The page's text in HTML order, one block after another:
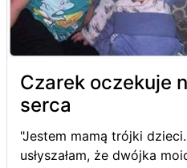
Czarek oczekuje
serca
"Jestem mamą trójki
usłyszałam, że dwójka